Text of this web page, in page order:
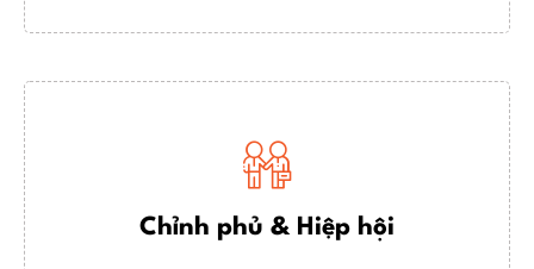
Chỉnh phủ & Hiệp hội